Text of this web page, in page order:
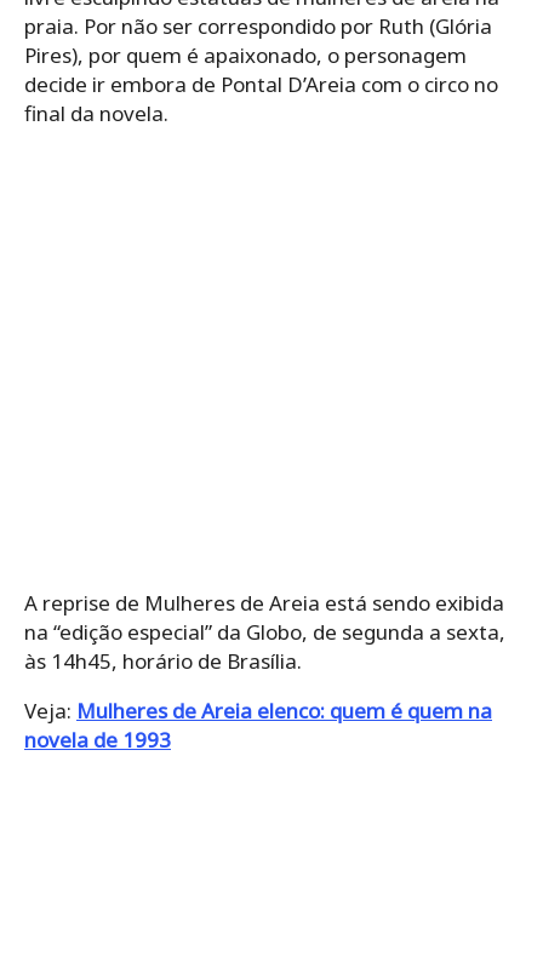
praia. Por não ser correspondido por Ruth (Glória
Pires), por quem é apaixonado, o personagem
decide ir embora de Pontal D’Areia com o circo no
final da novela.
A reprise de Mulheres de Areia está sendo exibida
na “edição especial” da Globo, de segunda a sexta,
às 14h45, horário de Brasília.
Veja: Mulheres de Areia elenco: quem é quem na
novela de 1993